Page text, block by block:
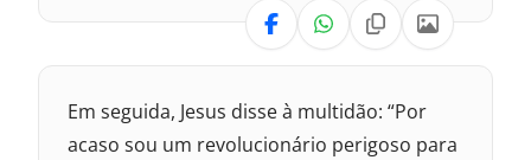
VERSÃO
2017 – Nova Almeida Atualizada
Em seguida, Jesus disse à multidão: “Por
acaso sou um revolucionário perigoso para